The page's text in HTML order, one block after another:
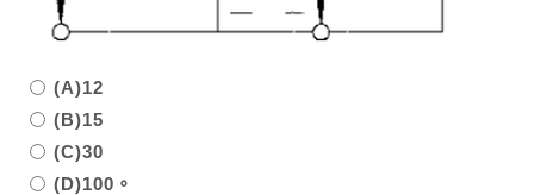
(A)12
(B)15
(C)30
(D)100。